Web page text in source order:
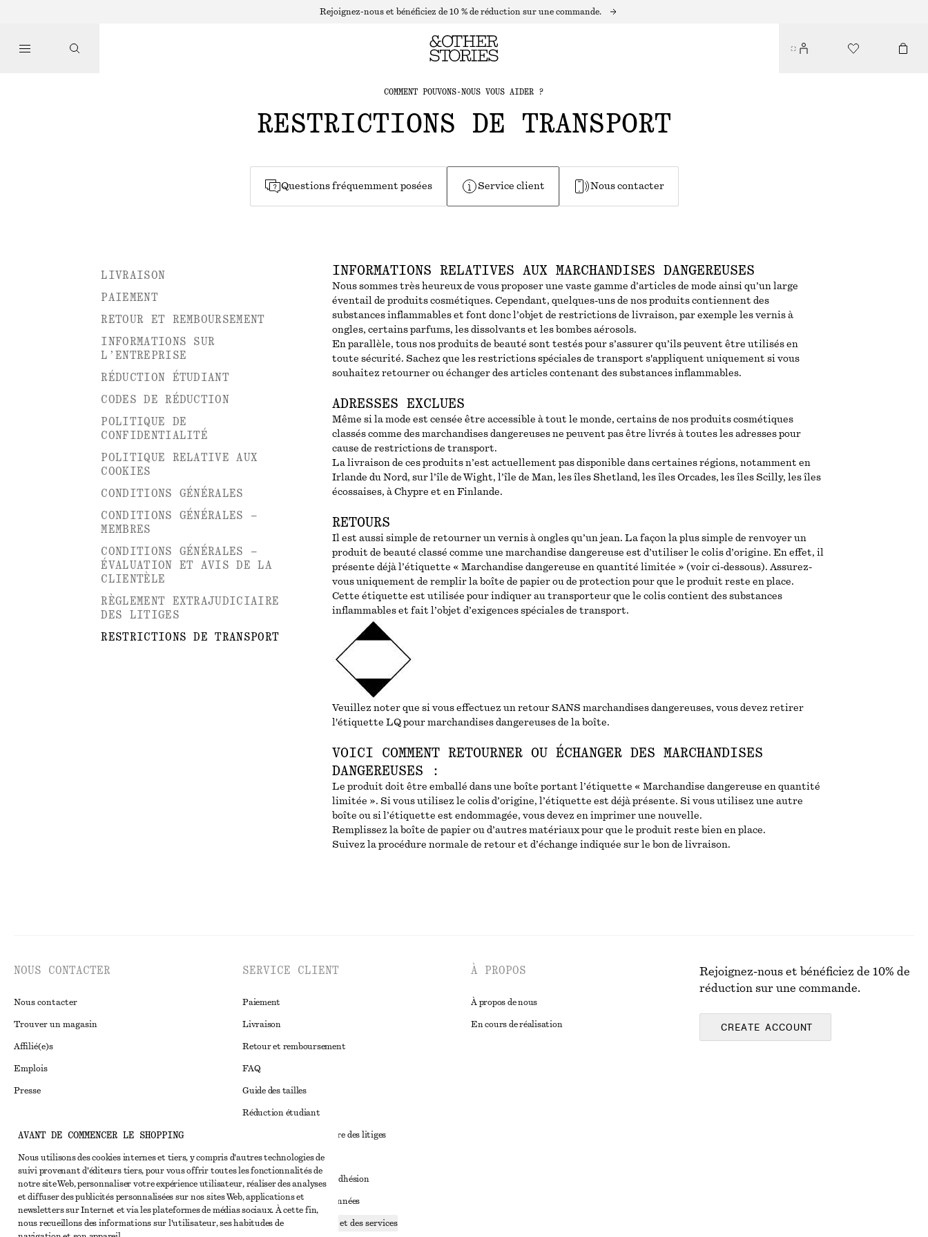
Rejoignez-nous et bénéficiez de 10 % de réduction sur une commande.
COMMENT POUVONS-NOUS VOUS AIDER ?
RESTRICTIONS DE TRANSPORT
Questions fréquemment posées Service client Nous contacter
LIVRAISON
PAIEMENT
RETOUR ET REMBOURSEMENT
INFORMATIONS SUR
L’ENTREPRISE
RÉDUCTION ÉTUDIANT
CODES DE RÉDUCTION
POLITIQUE DE
CONFIDENTIALITÉ
POLITIQUE RELATIVE AUX
COOKIES
CONDITIONS GÉNÉRALES
CONDITIONS GÉNÉRALES –
MEMBRES
CONDITIONS GÉNÉRALES –
ÉVALUATION ET AVIS DE LA
CLIENTÈLE
RÈGLEMENT EXTRAJUDICIAIRE
DES LITIGES
RESTRICTIONS DE TRANSPORT
INFORMATIONS RELATIVES AUX MARCHANDISES DANGEREUSES
Nous sommes très heureux de vous proposer une vaste gamme d’articles de mode ainsi qu’un large
éventail de produits cosmétiques. Cependant, quelques-uns de nos produits contiennent des
substances inflammables et font donc l’objet de restrictions de livraison, par exemple les vernis à
ongles, certains parfums, les dissolvants et les bombes aérosols.
En parallèle, tous nos produits de beauté sont testés pour s’assurer qu’ils peuvent être utilisés en
toute sécurité. Sachez que les restrictions spéciales de transport s'appliquent uniquement si vous
souhaitez retourner ou échanger des articles contenant des substances inflammables.
ADRESSES EXCLUES
Même si la mode est censée être accessible à tout le monde, certains de nos produits cosmétiques
classés comme des marchandises dangereuses ne peuvent pas être livrés à toutes les adresses pour
cause de restrictions de transport.
La livraison de ces produits n’est actuellement pas disponible dans certaines régions, notamment en
Irlande du Nord, sur l’île de Wight, l’île de Man, les îles Shetland, les îles Orcades, les îles Scilly, les îles
écossaises, à Chypre et en Finlande.
RETOURS
Il est aussi simple de retourner un vernis à ongles qu’un jean. La façon la plus simple de renvoyer un
produit de beauté classé comme une marchandise dangereuse est d’utiliser le colis d’origine. En effet, il
présente déjà l’étiquette « Marchandise dangereuse en quantité limitée » (voir ci-dessous). Assurez-
vous uniquement de remplir la boîte de papier ou de protection pour que le produit reste en place.
Cette étiquette est utilisée pour indiquer au transporteur que le colis contient des substances
inflammables et fait l’objet d’exigences spéciales de transport.
Veuillez noter que si vous effectuez un retour SANS marchandises dangereuses, vous devez retirer
l'étiquette LQ pour marchandises dangereuses de la boîte.
VOICI COMMENT RETOURNER OU ÉCHANGER DES MARCHANDISES
DANGEREUSES :
Le produit doit être emballé dans une boîte portant l’étiquette « Marchandise dangereuse en quantité
limitée ». Si vous utilisez le colis d’origine, l’étiquette est déjà présente. Si vous utilisez une autre
boîte ou si l’étiquette est endommagée, vous devez en imprimer une nouvelle.
Remplissez la boîte de papier ou d’autres matériaux pour que le produit reste bien en place.
Suivez la procédure normale de retour et d’échange indiquée sur le bon de livraison.
NOUS CONTACTER
Nous contacter
Trouver un magasin
Affilié(e)s
Emplois
Presse
Instagram
Pinterest
Facebook
Youtube
TikTok
SERVICE CLIENT
Paiement
Livraison
Retour et remboursement
FAQ
Guide des tailles
Réduction étudiant
Règlement extrajudiciaire des litiges
Conditions générales
Conditions générales d’adhésion
Cookies et partage de données
Paramètres des cookies et des services
À PROPOS
À propos de nous
En cours de réalisation
Rejoignez-nous et bénéficiez de 10% de
réduction sur une commande.
CREATE ACCOUNT
AVANT DE COMMENCER LE SHOPPING
Nous utilisons des cookies internes et tiers, y compris d'autres technologies de
suivi provenant d'éditeurs tiers, pour vous offrir toutes les fonctionnalités de
notre site Web, personnaliser votre expérience utilisateur, réaliser des analyses
et diffuser des publicités personnalisées sur nos sites Web, applications et
newsletters sur Internet et via les plateformes de médias sociaux. À cette fin,
nous recueillons des informations sur l'utilisateur, ses habitudes de